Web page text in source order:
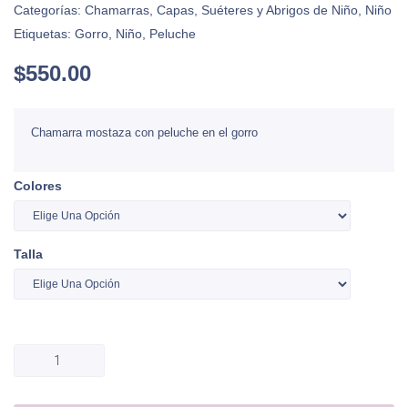
Categorías: Chamarras, Capas, Suéteres y Abrigos de Niño, Niño
Etiquetas: Gorro, Niño, Peluche
$550.00
Chamarra mostaza con peluche en el gorro
Colores
Talla